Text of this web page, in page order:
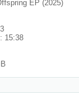
EP (2025)
: 15:38